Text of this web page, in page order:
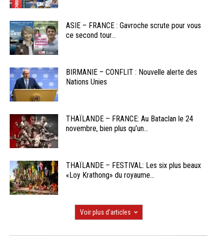
ASIE – FRANCE : Gavroche scrute pour vous
ce second tour...
BIRMANIE – CONFLIT : Nouvelle alerte des
Nations Unies
THAÏLANDE – FRANCE: Au Bataclan le 24
novembre, bien plus qu’un...
THAÏLANDE – FESTIVAL: Les six plus beaux
«Loy Krathong» du royaume...
Voir plus d'articles